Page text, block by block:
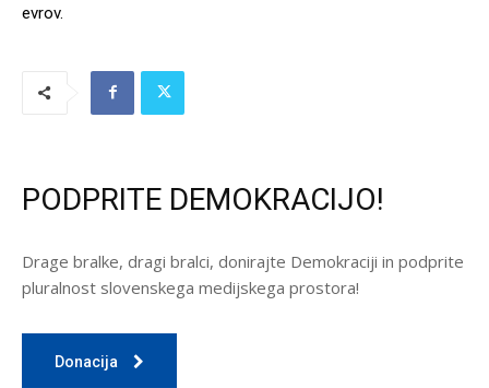
evrov.
PODPRITE DEMOKRACIJO!
Drage bralke, dragi bralci, donirajte Demokraciji in podprite
pluralnost slovenskega medijskega prostora!
Donacija